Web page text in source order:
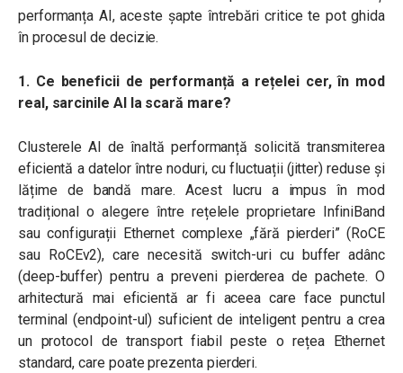
performanța AI, aceste șapte întrebări critice te pot ghida
în procesul de decizie.
1. Ce beneficii de performanță a rețelei cer, în mod
real, sarcinile AI la scară mare?
Clusterele AI de înaltă performanță solicită transmiterea
eficientă a datelor între noduri, cu fluctuații (jitter) reduse și
lățime de bandă mare. Acest lucru a impus în mod
tradițional o alegere între rețelele proprietare InfiniBand
sau configurații Ethernet complexe „fără pierderi” (RoCE
sau RoCEv2), care necesită switch-uri cu buffer adânc
(deep-buffer) pentru a preveni pierderea de pachete. O
arhitectură mai eficientă ar fi aceea care face punctul
terminal (endpoint-ul) suficient de inteligent pentru a crea
un protocol de transport fiabil peste o rețea Ethernet
standard, care poate prezenta pierderi.